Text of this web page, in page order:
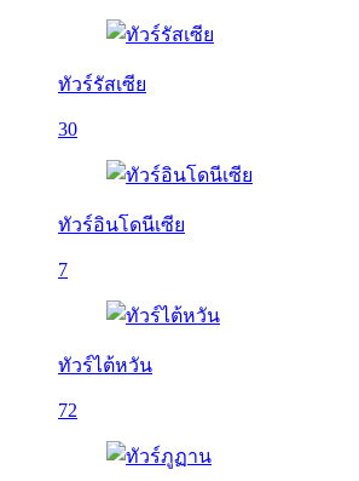
ทัวร์รัสเซีย
30
ทัวร์อินโดนีเซีย
7
ทัวร์ไต้หวัน
72